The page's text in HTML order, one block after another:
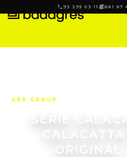
93 395 03 11 661 67
SÈRIE
ORIGINAL
APE GROUP